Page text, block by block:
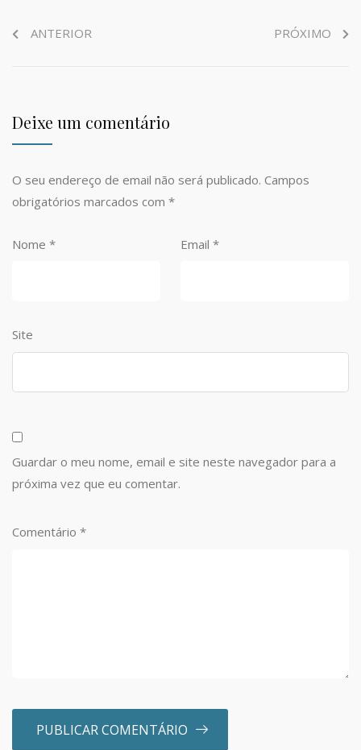
ANTERIOR PRÓXIMO
Deixe um comentário
O seu endereço de email não será publicado. Campos
obrigatórios marcados com *
Nome * Email *
Site
Guardar o meu nome, email e site neste navegador para a
próxima vez que eu comentar.
Comentário *